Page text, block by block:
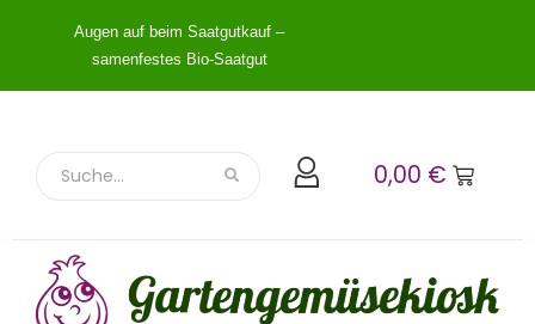
Augen auf beim Saatgutkauf –
samenfestes Bio-Saatgut
0,00 €